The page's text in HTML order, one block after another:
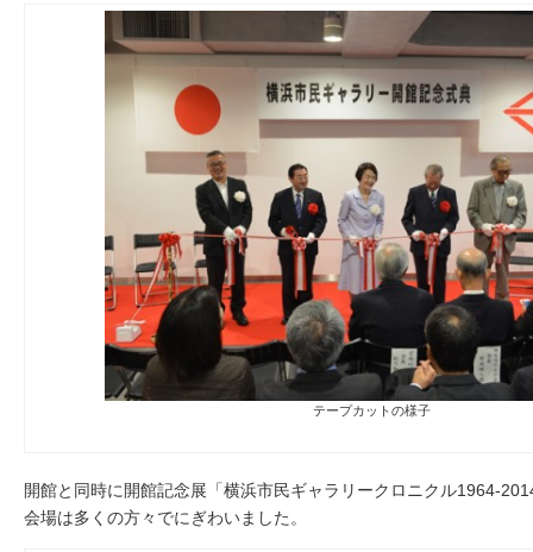
テープカットの様子
開館と同時に開館記念展「横浜市民ギャラリークロニクル1964-
会場は多くの方々でにぎわいました。